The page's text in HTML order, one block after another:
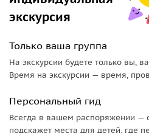
экскурсия
Только ваша группа
На экскурсии будете только вы,
Время на экскурсии — время,
Персональный гид
Всегда в вашем распоряжении —
подскажет места для детей, где